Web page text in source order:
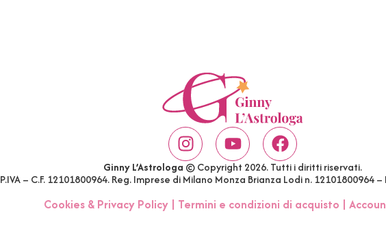
Ginny L’Astrologa © Copyright 2026. Tutti i diritti riservati.
P.IVA – C.F. 12101800964. Reg. Imprese di Milano Monza Brianza Lodi n. 12101800964 –
Cookies & Privacy Policy | Termini e condizioni di acquisto |